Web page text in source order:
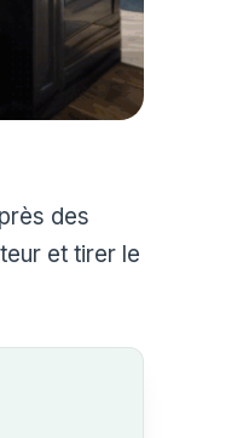
des
et tirer le